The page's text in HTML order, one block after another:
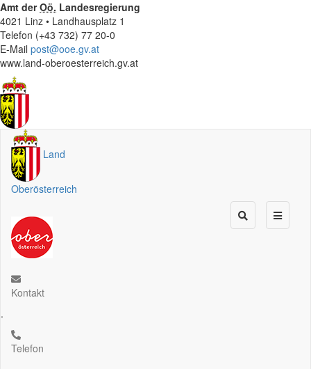
Amt derOö. Landesregierung
4021 Linz • Landhausplatz 1
Telefon (+43 732) 77 20-0
E-Mail post@ooe.gv.at
www.land-oberoesterreich.gv.at
Land
Oberösterreich
Kontakt
.
Telefon